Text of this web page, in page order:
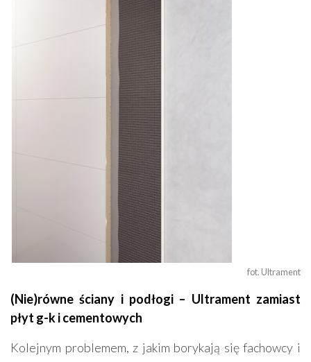
fot. Ultrament
(Nie)równe ściany i podłogi – Ultrament zamiast
płyt g-k i cementowych
Kolejnym problemem, z jakim borykają się fachowcy i